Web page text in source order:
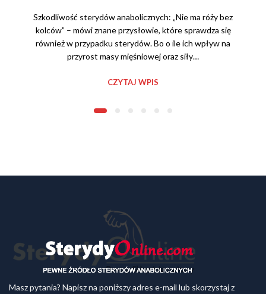
Szkodliwość sterydów anabolicznych: „Nie ma róży bez
kolców” – mówi znane przysłowie, które sprawdza się
również w przypadku sterydów. Bo o ile ich wpływ na
przyrost masy mięśniowej oraz siły…
CZYTAJ WPIS
Masz pytania? Napisz na poniższy adres e-mail lub skorzystaj z